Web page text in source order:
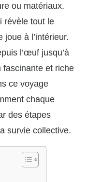
ou matériaux.
révèle tout le
à l’intérieur.
l’œuf jusqu’à
fascinante et riche
ce voyage
chaque
des étapes
survie collective.